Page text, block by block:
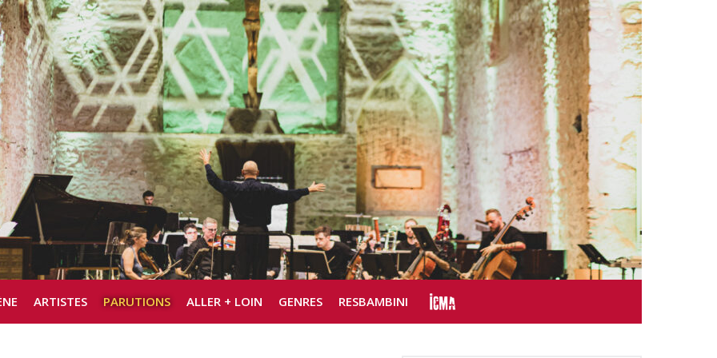
ARTISTES PARUTIONS ALLER + LOIN GENRES RESBAMBINI